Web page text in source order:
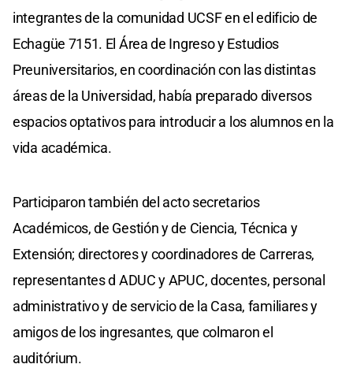
integrantes de la comunidad UCSF en el edificio de
Echagüe 7151. El Área de Ingreso y Estudios
Preuniversitarios, en coordinación con las distintas
áreas de la Universidad, había preparado diversos
espacios optativos para introducir a los alumnos en la
vida académica.
Participaron también del acto secretarios
Académicos, de Gestión y de Ciencia, Técnica y
Extensión; directores y coordinadores de Carreras,
representantes d ADUC y APUC, docentes, personal
administrativo y de servicio de la Casa, familiares y
amigos de los ingresantes, que colmaron el
auditórium.